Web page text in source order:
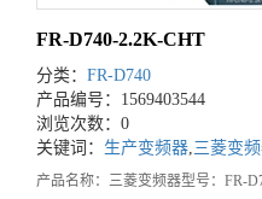
FR-D740-2.2K-CHT
分类： FR-D740
产品编号：1569403544
浏览次数：0
关键词： 生产变频器,三菱变
产品名称：三菱变频器型号：FR-